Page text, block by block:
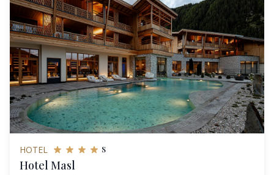
HOTEL s
Hotel Masl